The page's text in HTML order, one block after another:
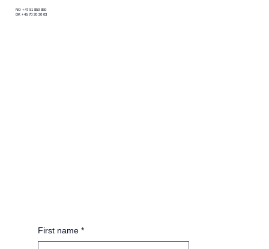
First name *
NO +47 51 850 850
DK +45 70 20 20 03